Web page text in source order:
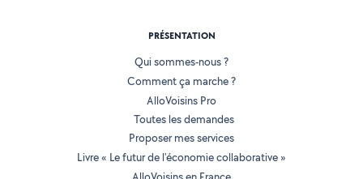
PRÉSENTATION
Qui sommes-nous ?
Comment ça marche ?
AlloVoisins Pro
Toutes les demandes
Proposer mes services
Livre « Le futur de l'économie collaborative »